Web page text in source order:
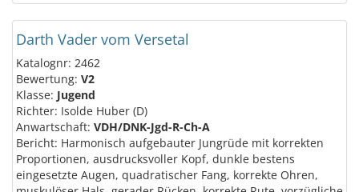
Darth Vader vom Versetal
Katalognr: 2462
Bewertung: V2
Klasse: Jugend
Richter: Isolde Huber (D)
Anwartschaft: VDH/DNK-Jgd-R-Ch-A
Bericht: Harmonisch aufgebauter Jungrüde mit korrekten
Proportionen, ausdrucksvoller Kopf, dunkle bestens
eingesetzte Augen, quadratischer Fang, korrekte Ohren,